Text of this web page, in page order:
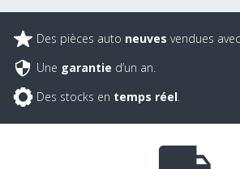
Des pièces auto neuves vendues
Une garantie d’un an.
Des stocks en temps réel.